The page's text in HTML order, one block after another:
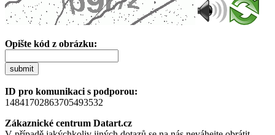
Opište kód z obrázku:
submit
ID pro komunikaci s podporou:
14841702863705493532
Zákaznické centrum Datart.cz